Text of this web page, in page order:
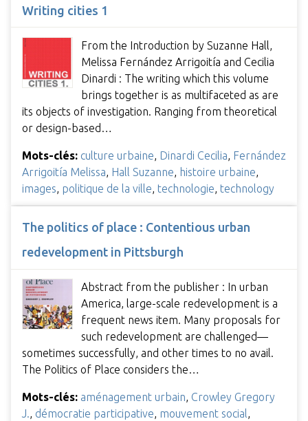
Writing cities 1
From the Introduction by Suzanne Hall,
Melissa Fernández Arrigoitía and Cecilia
Dinardi : The writing which this volume
brings together is as multifaceted as are
its objects of investigation. Ranging from theoretical
or design-based…
Mots-clés: culture urbaine, Dinardi Cecilia, Fernández
Arrigoitía Melissa, Hall Suzanne, histoire urbaine,
images, politique de la ville, technologie, technology
The politics of place : Contentious urban
redevelopment in Pittsburgh
Abstract from the publisher : In urban
America, large-scale redevelopment is a
frequent news item. Many proposals for
such redevelopment are challenged—
sometimes successfully, and other times to no avail.
The Politics of Place considers the…
Mots-clés: aménagement urbain, Crowley Gregory
J., démocratie participative, mouvement social,